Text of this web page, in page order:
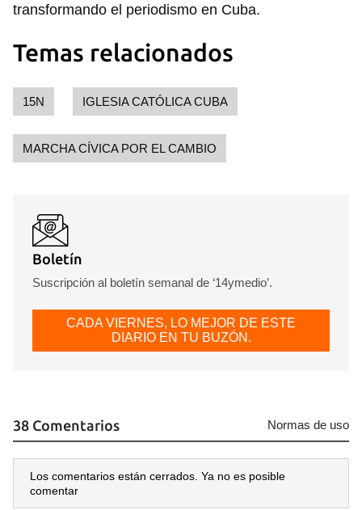
transformando el periodismo en Cuba.
Temas relacionados
15N IGLESIA CATÓLICA CUBA
MARCHA CÍVICA POR EL CAMBIO
Boletín
Suscripción al boletín semanal de ‘14ymedio’.
CADA VIERNES, LO MEJOR DE ESTE
DIARIO EN TU BUZÓN.
38 Comentarios Normas de uso
Los comentarios están cerrados. Ya no es posible
comentar